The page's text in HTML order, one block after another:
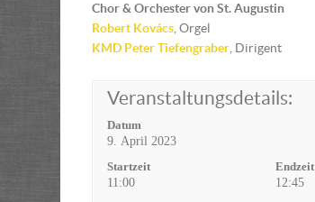
Chor & Orchester von St. Augustin
Robert Kovács , Orgel
KMD Peter Tiefengraber , Dirigent
Veranstaltungsdetails:
Datum
9. April 2023
Startzeit
11:00
Endzeit
12:45